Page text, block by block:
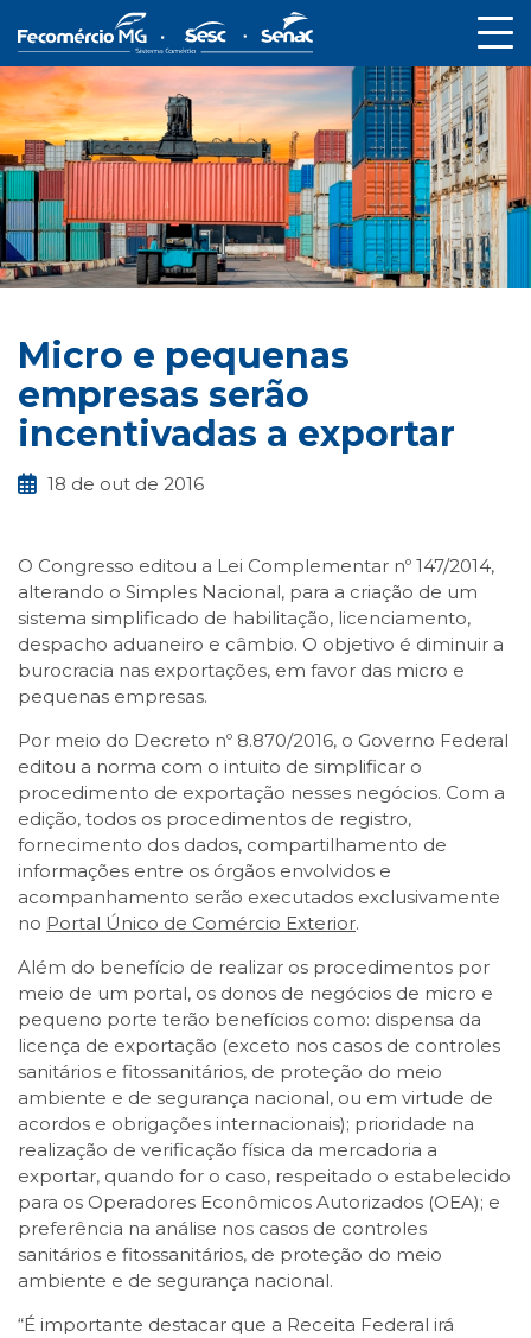
Micro e pequenas
empresas serão
incentivadas a exportar
18 de out de 2016
O Congresso editou a Lei Complementar nº 147/2014,
alterando o Simples Nacional, para a criação de um
sistema simplificado de habilitação, licenciamento,
despacho aduaneiro e câmbio. O objetivo é diminuir a
burocracia nas exportações, em favor das micro e
pequenas empresas.
Por meio do Decreto nº 8.870/2016, o Governo Federal
editou a norma com o intuito de simplificar o
procedimento de exportação nesses negócios. Com a
edição, todos os procedimentos de registro,
fornecimento dos dados, compartilhamento de
informações entre os órgãos envolvidos e
acompanhamento serão executados exclusivamente
no Portal Único de Comércio Exterior.
Além do benefício de realizar os procedimentos por
meio de um portal, os donos de negócios de micro e
pequeno porte terão benefícios como: dispensa da
licença de exportação (exceto nos casos de controles
sanitários e fitossanitários, de proteção do meio
ambiente e de segurança nacional, ou em virtude de
acordos e obrigações internacionais); prioridade na
realização de verificação física da mercadoria a
exportar, quando for o caso, respeitado o estabelecido
para os Operadores Econômicos Autorizados (OEA); e
preferência na análise nos casos de controles
sanitários e fitossanitários, de proteção do meio
ambiente e de segurança nacional.
“É importante destacar que a Receita Federal irá